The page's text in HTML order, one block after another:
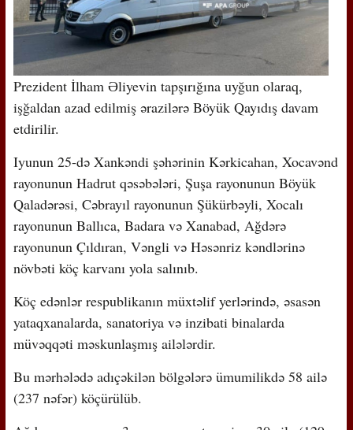
Prezident İlham Əliyevin tapşırığına uyğun olaraq,
işğaldan azad edilmiş ərazilərə Böyük Qayıdış davam
etdirilir.
Iyunun 25-də Xankəndi şəhərinin Kərkicahan, Xocavənd
rayonunun Hadrut qəsəbələri, Şuşa rayonunun Böyük
Qaladərəsi, Cəbrayıl rayonunun Şükürbəyli, Xocalı
rayonunun Ballıca, Badara və Xanabad, Ağdərə
rayonunun Çıldıran, Vəngli və Həsənriz kəndlərinə
növbəti köç karvanı yola salınıb.
Köç edənlər respublikanın müxtəlif yerlərində, əsasən
yataqxanalarda, sanatoriya və inzibati binalarda
müvəqqəti məskunlaşmış ailələrdir.
Bu mərhələdə adıçəkilən bölgələrə ümumilikdə 58 ailə
(237 nəfər) köçürülüb.